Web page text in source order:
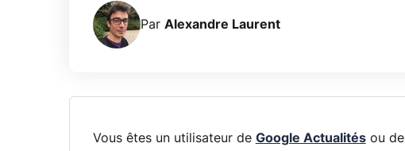
Par Alexandre Laurent
Vous êtes un utilisateur de Google Actualitésou de